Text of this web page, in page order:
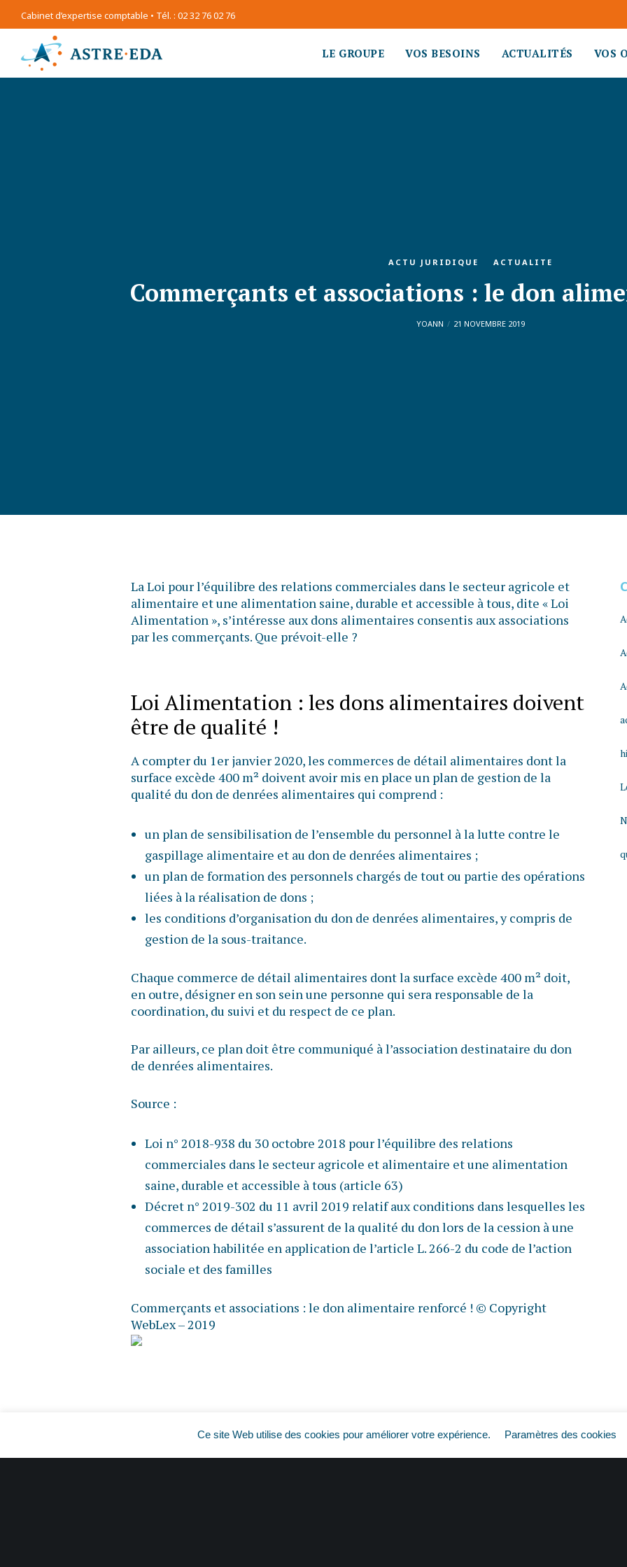
Cabinet d’expertise comptable • Tél. : 02 32 76 02 76
LE GROUPE VOS BESOINS ACTUALITÉS VOS
ACTU JURIDIQUE ACTUALITE
Commerçants et associations : le don
YOANN 21 NOVEMBRE 2019
La Loi pour l’équilibre des relations commerciales dans le secteur agricole et
alimentaire et une alimentation saine, durable et accessible à tous, dite « Loi
Alimentation », s’intéresse aux dons alimentaires consentis aux associations
par les commerçants. Que prévoit-elle ?
Loi Alimentation : les dons alimentaires doivent
être de qualité !
A compter du 1er janvier 2020, les commerces de détail alimentaires dont la
surface excède 400 m² doivent avoir mis en place un plan de gestion de la
qualité du don de denrées alimentaires qui comprend :
un plan de sensibilisation de l’ensemble du personnel à la lutte contre le
gaspillage alimentaire et au don de denrées alimentaires ;
un plan de formation des personnels chargés de tout ou partie des opérations
liées à la réalisation de dons ;
les conditions d’organisation du don de denrées alimentaires, y compris de
gestion de la sous-traitance.
Chaque commerce de détail alimentaires dont la surface excède 400 m² doit,
en outre, désigner en son sein une personne qui sera responsable de la
coordination, du suivi et du respect de ce plan.
Par ailleurs, ce plan doit être communiqué à l’association destinataire du don
de denrées alimentaires.
Source :
Loi n° 2018-938 du 30 octobre 2018 pour l’équilibre des relations
commerciales dans le secteur agricole et alimentaire et une alimentation
saine, durable et accessible à tous (article 63)
Décret n° 2019-302 du 11 avril 2019 relatif aux conditions dans lesquelles les
commerces de détail s’assurent de la qualité du don lors de la cession à une
association habilitée en application de l’article L. 266-2 du code de l’action
sociale et des familles
Commerçants et associations : le don alimentaire renforcé ! © Copyright
WebLex – 2019
Ce site Web utilise des cookies pour améliorer votre expérience. Paramètres des cookies